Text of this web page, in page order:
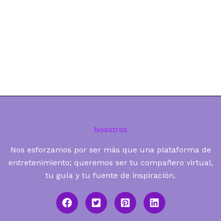
Nosotros
Nos esforzamos por ser más que una plataforma de
entretenimiento; queremos ser tu compañero virtual,
tu guía y tu fuente de inspiración.